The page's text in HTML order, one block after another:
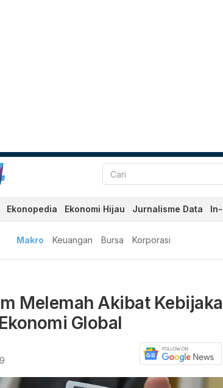
Ekonopedia Ekonomi Hijau Jurnalisme Data
Makro Keuangan Bursa Korporasi
Melemah Akibat
Global